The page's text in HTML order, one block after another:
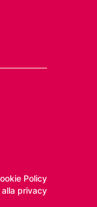
Policy
privacy